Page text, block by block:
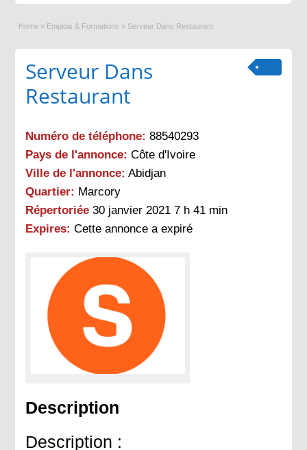
Home » Emplois & Formations » Serveur Dans Restaurant
Serveur Dans
Restaurant
Numéro de téléphone: 88540293
Pays de l'annonce: Côte d'Ivoire
Ville de l'annonce: Abidjan
Quartier: Marcory
Répertoriée 30 janvier 2021 7 h 41 min
Expires: Cette annonce a expiré
Description
Description :